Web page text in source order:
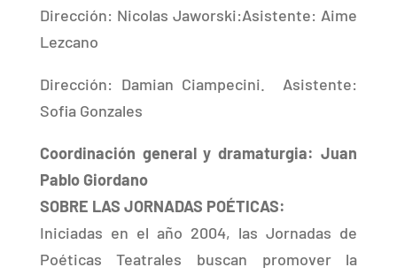
Dirección: Nicolas Jaworski:Asistente: Aime
Lezcano
Dirección: Damian Ciampecini. Asistente:
Sofia Gonzales
Coordinación general y dramaturgia: Juan
Pablo Giordano
SOBRE LAS JORNADAS POÉTICAS:
Iniciadas en el año 2004, las Jornadas de
Poéticas Teatrales buscan promover la